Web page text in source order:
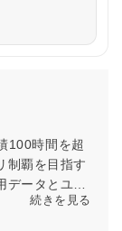
100時間を超
制覇を目指す
ータとユー
チングアプリ
続きを見る